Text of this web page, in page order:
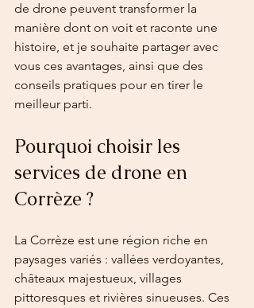
de drone peuvent transformer la
manière dont on voit et raconte une
histoire, et je souhaite partager avec
vous ces avantages, ainsi que des
conseils pratiques pour en tirer le
meilleur parti.
Pourquoi choisir les
services de drone en
Corrèze ?
La Corrèze est une région riche en
paysages variés : vallées verdoyantes,
châteaux majestueux, villages
pittoresques et rivières sinueuses. Ces